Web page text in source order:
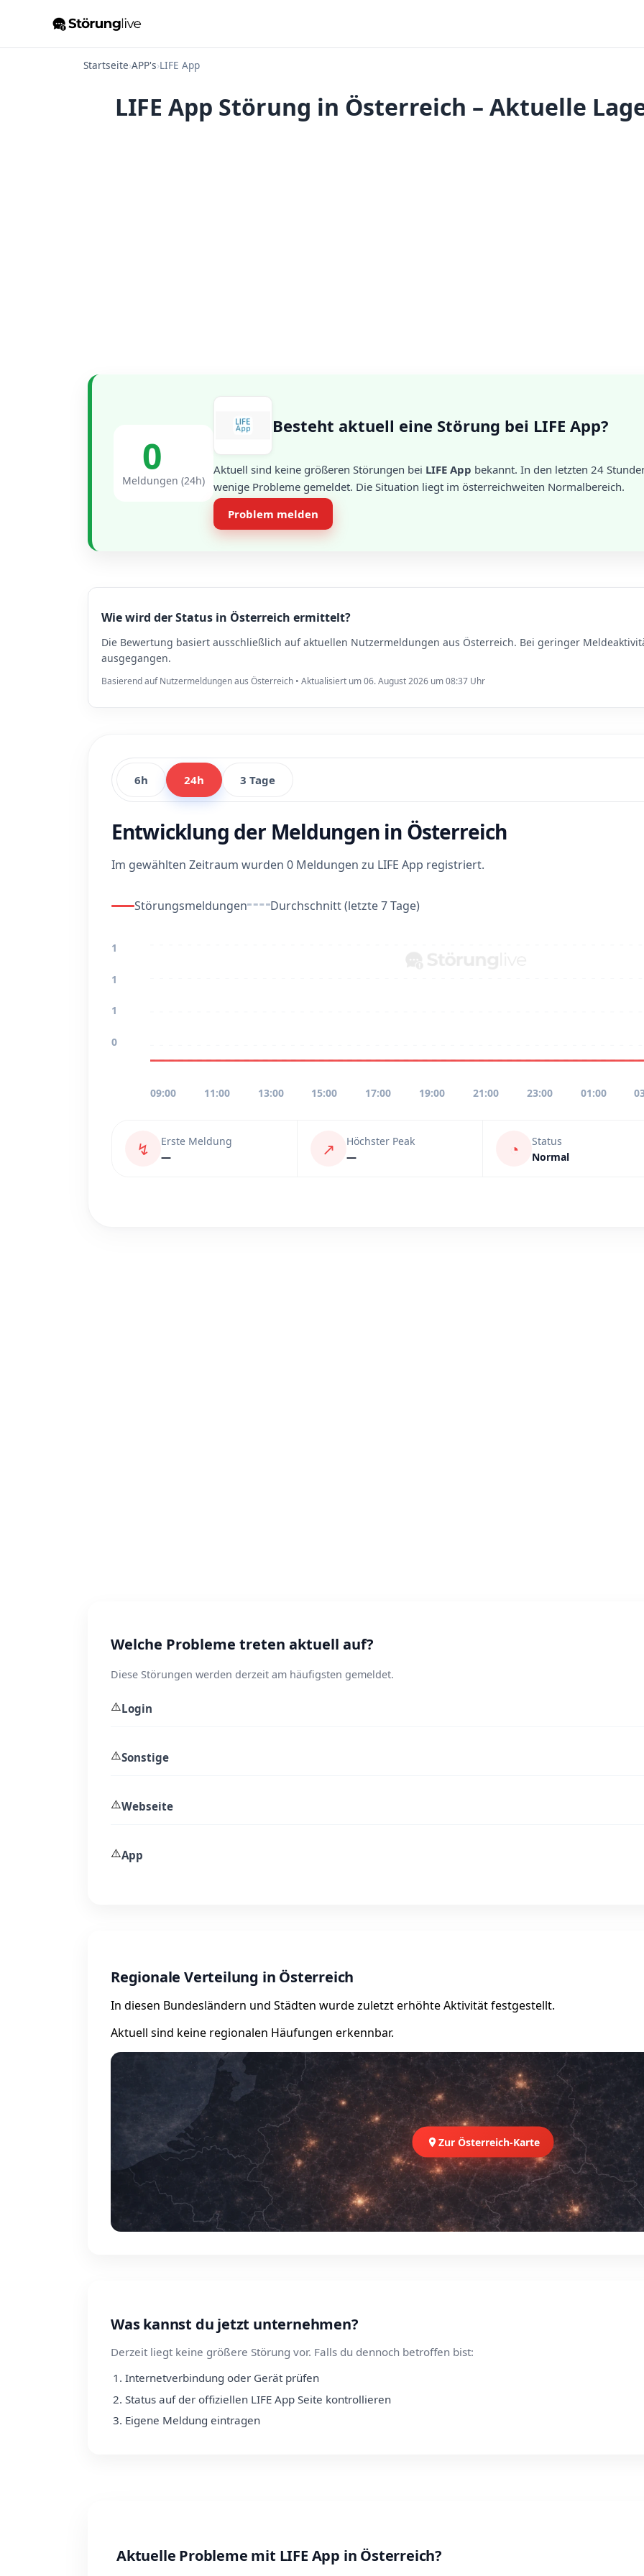
Startseite›APP's›LIFE App
LIFE App Störung in Österreich – Aktuelle
0
Meldungen (24h)
Besteht aktuell eine Störung bei LIFE App?
Aktuell sind keine größeren Störungen bei LIFE App bekannt. In den letzten 24
wenige Probleme gemeldet. Die Situation liegt im österreichweiten Normalbereich.
Problem melden
Wie wird der Status in Österreich ermittelt?
Die Bewertung basiert ausschließlich auf aktuellen Nutzermeldungen aus Österreich. Bei geringer
ausgegangen.
Basierend auf Nutzermeldungen aus Österreich • Aktualisiert um 06. August 2026 um 08:37 Uhr
6h 24h 3 Tage
Entwicklung der Meldungen in Österreich
Im gewählten Zeitraum wurden 0 Meldungen zu LIFE App registriert.
Störungsmeldungen Durchschnitt (letzte 7 Tage)
1
1
1
0
09:00 11:00 13:00 15:00 17:00 19:00 21:00 23:00 01:00
↯
Erste Meldung
—
↗
Höchster Peak
—
◔
Status
Normal
Welche Probleme treten aktuell auf?
Diese Störungen werden derzeit am häufigsten gemeldet.
⚠️Login
⚠️Sonstige
⚠️Webseite
⚠️App
Regionale Verteilung in Österreich
In diesen Bundesländern und Städten wurde zuletzt erhöhte Aktivität festgestellt.
Aktuell sind keine regionalen Häufungen erkennbar.
Zur Österreich-Karte
Was kannst du jetzt unternehmen?
Derzeit liegt keine größere Störung vor. Falls du dennoch betroffen bist:
Internetverbindung oder Gerät prüfen
Status auf der offiziellen LIFE App Seite kontrollieren
Eigene Meldung eintragen
Aktuelle Probleme mit LIFE App in Österreich?